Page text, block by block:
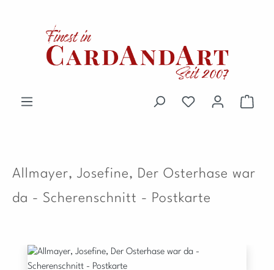
Du hast 0 Produkte
Allmayer, Josefine, Der Osterhase war
da - Scherenschnitt - Postkarte
Bildergalerie überspringen